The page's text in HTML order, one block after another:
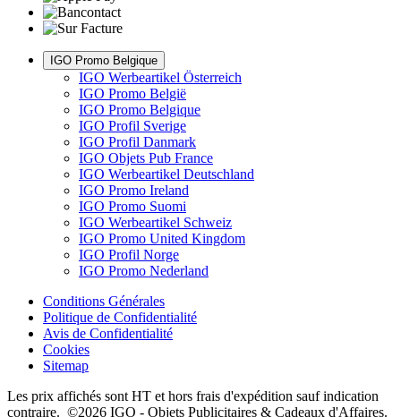
IGO Promo Belgique
IGO Werbeartikel Österreich
IGO Promo België
IGO Promo Belgique
IGO Profil Sverige
IGO Profil Danmark
IGO Objets Pub France
IGO Werbeartikel Deutschland
IGO Promo Ireland
IGO Promo Suomi
IGO Werbeartikel Schweiz
IGO Promo United Kingdom
IGO Profil Norge
IGO Promo Nederland
Conditions Générales
Politique de Confidentialité
Avis de Confidentialité
Cookies
Sitemap
Les prix affichés sont HT et hors frais d'expédition sauf indication
contraire. ©2026 IGO - Objets Publicitaires & Cadeaux d'Affaires.